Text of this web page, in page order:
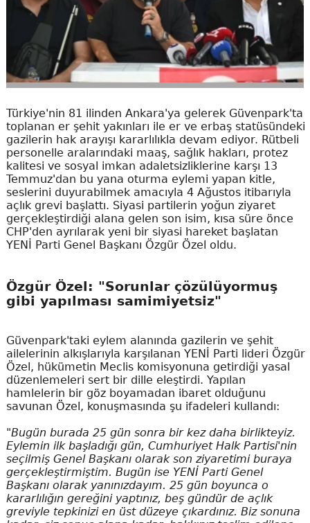
Türkiye'nin 81 ilinden Ankara'ya gelerek Güvenpark'ta
toplanan er şehit yakınları ile er ve erbaş statüsündeki
gazilerin hak arayışı kararlılıkla devam ediyor. Rütbeli
personelle aralarındaki maaş, sağlık hakları, protez
kalitesi ve sosyal imkan adaletsizliklerine karşı 13
Temmuz'dan bu yana oturma eylemi yapan kitle,
seslerini duyurabilmek amacıyla 4 Ağustos itibarıyla
açlık grevi başlattı. Siyasi partilerin yoğun ziyaret
gerçekleştirdiği alana gelen son isim, kısa süre önce
CHP'den ayrılarak yeni bir siyasi hareket başlatan
YENİ Parti Genel Başkanı Özgür Özel oldu.
Özgür Özel: "Sorunlar çözülüyormuş
gibi yapılması samimiyetsiz"
Güvenpark'taki eylem alanında gazilerin ve şehit
ailelerinin alkışlarıyla karşılanan YENİ Parti lideri Özgür
Özel, hükümetin Meclis komisyonuna getirdiği yasal
düzenlemeleri sert bir dille eleştirdi. Yapılan
hamlelerin bir göz boyamadan ibaret olduğunu
savunan Özel, konuşmasında şu ifadeleri kullandı:
"Bugün burada 25 gün sonra bir kez daha birlikteyiz.
Eylemin ilk başladığı gün, Cumhuriyet Halk Partisi'nin
seçilmiş Genel Başkanı olarak son ziyaretimi buraya
gerçekleştirmiştim. Bugün ise YENİ Parti Genel
Başkanı olarak yanınızdayım. 25 gün boyunca o
kararlılığın gereğini yaptınız, beş gündür de açlık
greviyle tepkinizi en üst düzeye çıkardınız. Biz sonuna